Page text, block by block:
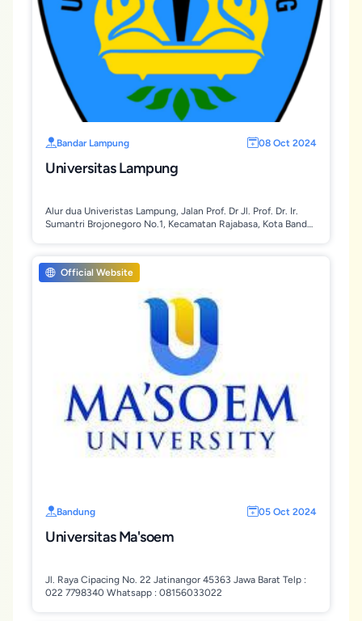
Bandar Lampung 08 Oct 2024
Universitas Lampung
Alur dua Univeristas Lampung, Jalan Prof. Dr Jl. Prof. Dr. Ir.
Sumantri Brojonegoro No.1, Kecamatan Rajabasa, Kota Bandar
Official Website
Bandung 05 Oct 2024
Universitas Ma'soem
Jl. Raya Cipacing No. 22 Jatinangor 45363 Jawa Barat Telp :
022 7798340 Whatsapp : 08156033022